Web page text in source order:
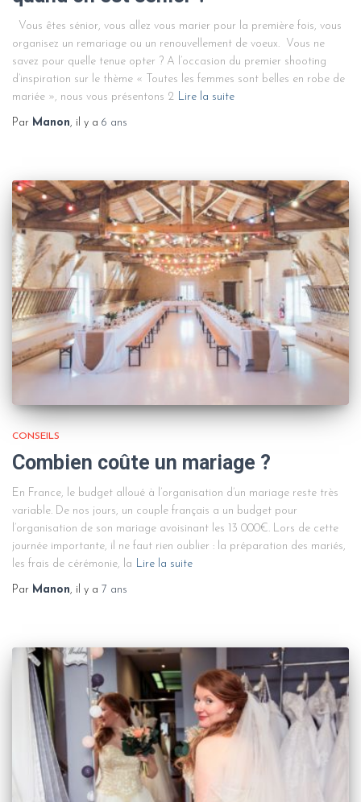
Vous êtes sénior, vous allez vous marier pour la première fois, vous
organisez un remariage ou un renouvellement de voeux. Vous ne
savez pour quelle tenue opter ? A l’occasion du premier shooting
d’inspiration sur le thème « Toutes les femmes sont belles en robe de
mariée », nous vous présentons 2 Lire la suite
Par Manon, il y a 6 ans
CONSEILS
Combien coûte un mariage ?
En France, le budget alloué à l’organisation d’un mariage reste très
variable. De nos jours, un couple français a un budget pour
l’organisation de son mariage avoisinant les 13 000€. Lors de cette
journée importante, il ne faut rien oublier : la préparation des mariés,
les frais de cérémonie, la Lire la suite
Par Manon, il y a 7 ans